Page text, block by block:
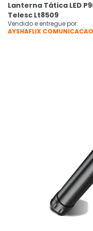
Cupons
Mais Vendidos
Lanterna Tática LED
Telesc Lt8509
Vendido e entregue por:
AYSHAFLIX